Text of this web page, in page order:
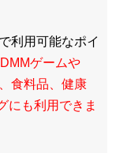
利用可能なポイ
ゲームや
食料品、健康
にも利用できま